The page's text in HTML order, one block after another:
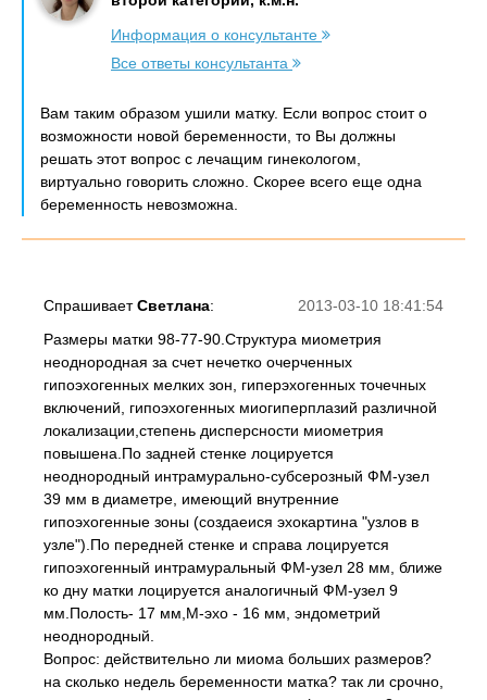
Информация о консультанте
Все ответы консультанта
Вам таким образом ушили матку. Если вопрос стоит о
возможности новой беременности, то Вы должны
решать этот вопрос с лечащим гинекологом,
виртуально говорить сложно. Скорее всего еще одна
беременность невозможна.
2013-03-10 18:41:54
СпрашиваетСветлана:
Размеры матки 98-77-90.Структура миометрия
неоднородная за счет нечетко очерченных
гипоэхогенных мелких зон, гиперэхогенных точечных
включений, гипоэхогенных миогиперплазий различной
локализации,степень дисперсности миометрия
повышена.По задней стенке лоцируется
неоднородный интрамурально-субсерозный ФМ-узел
39 мм в диаметре, имеющий внутренние
гипоэхогенные зоны (создаеися эхокартина "узлов в
узле").По передней стенке и справа лоцируется
гипоэхогенный интрамуральный ФМ-узел 28 мм, ближе
ко дну матки лоцируется аналогичный ФМ-узел 9
мм.Полость- 17 мм,М-эхо - 16 мм, эндометрий
неоднородный.
Вопрос: действительно ли миома больших размеров?
на сколько недель беременности матка? так ли срочно,